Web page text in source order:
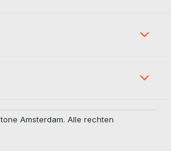
Amsterdam. Alle rechten